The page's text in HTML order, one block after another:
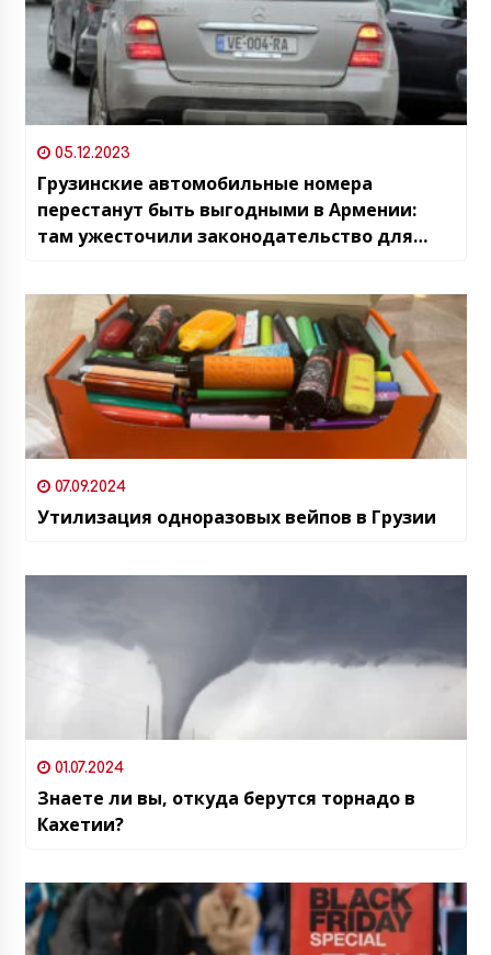
05.12.2023
Грузинские автомобильные номера
перестанут быть выгодными в Армении:
там ужесточили законодательство для
07.09.2024
Утилизация одноразовых вейпов в Грузии
01.07.2024
Знаете ли вы, откуда берутся торнадо в
Кахетии?